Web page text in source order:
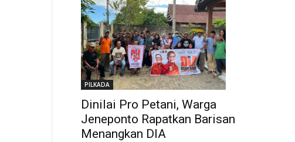
PILKADA
Dinilai Pro Petani, Warga
Jeneponto Rapatkan Barisan
Menangkan DIA